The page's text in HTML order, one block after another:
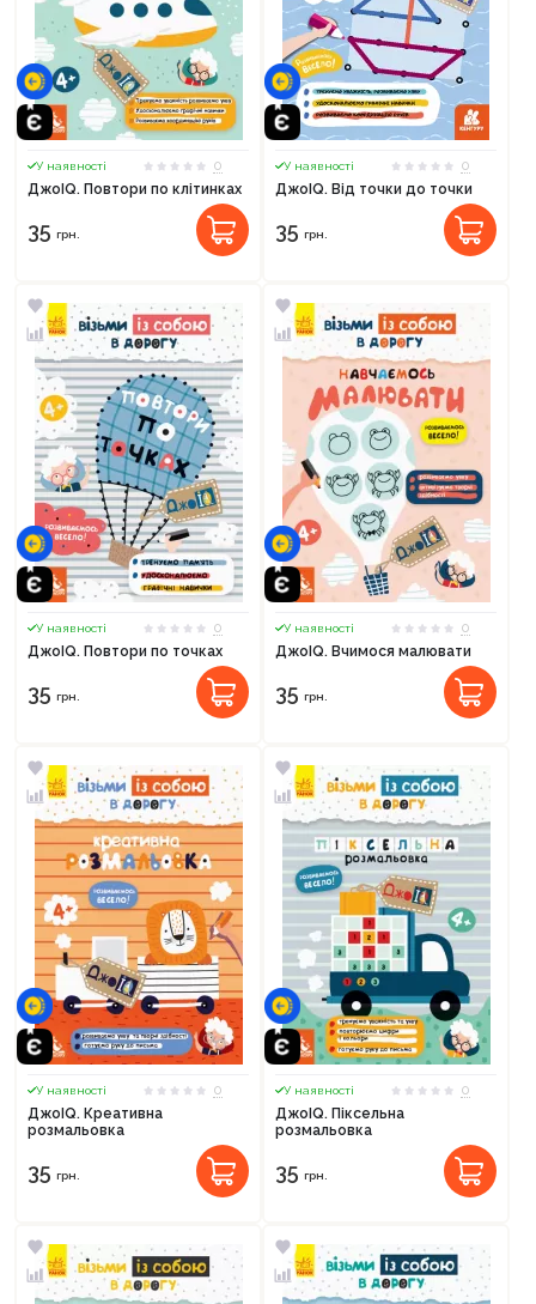
У наявності
0
ДжоIQ. Повтори по клітинках
35 грн.
У наявності
0
ДжоIQ. Від точки до точки
35 грн.
У наявності
0
ДжоIQ. Повтори по точках
35 грн.
У наявності
0
ДжоIQ. Вчимося малювати
35 грн.
У наявності
0
ДжоIQ. Креативна
розмальовка
35 грн.
У наявності
0
ДжоIQ. Піксельна
розмальовка
35 грн.